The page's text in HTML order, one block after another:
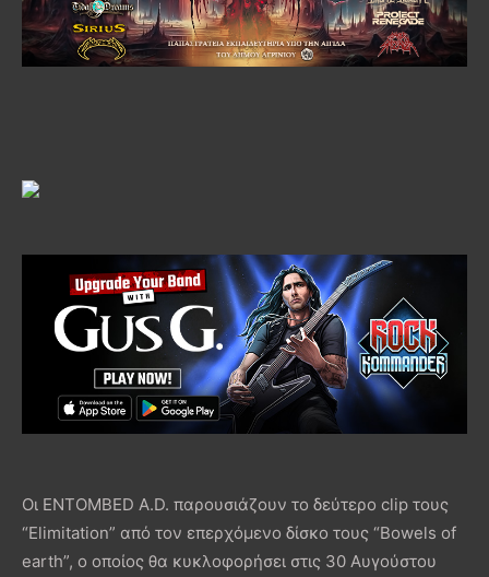
Οι ENTOMBED A.D. παρουσιάζουν το δεύτερο clip τους
“Elimitation” από τον επερχόμενο δίσκο τους “Bowels of
earth”, ο οποίος θα κυκλοφορήσει στις 30 Αυγούστου